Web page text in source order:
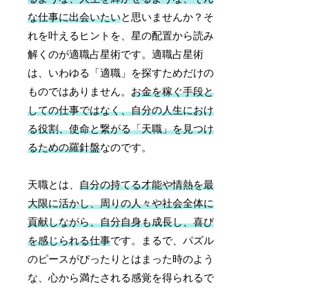
な仕事に出会いたいと思いませんか？そ
れを叶えるヒントを、星の配置から読み
解くのが適職占星術です。適職占星術
は、いわゆる「適職」を探すためだけの
ものではありません。お金を稼ぐ手段と
しての仕事ではなく、自分の人生におけ
る役割、使命と繋がる「天職」を見つけ
るための羅針盤なのです。
天職とは、自分の持てる才能や情熱を最
大限に活かし、周りの人々や社会全体に
貢献しながら、自分自身も成長し、喜び
を感じられる仕事です。まるで、パズル
のピースがぴったりとはまった時のよう
な、心から満たされる感覚を得られるで